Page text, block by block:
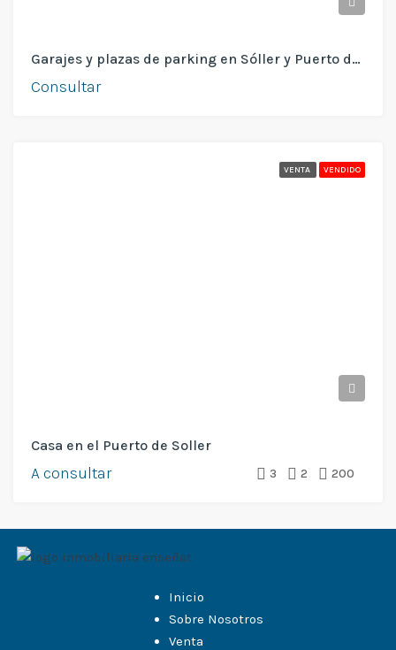
Garajes y plazas de parking en Sóller y Puerto de Sóller
Consultar
VENTA VENDIDO
Casa en el Puerto de Soller
A consultar 3 2 200
Inicio
Sobre Nosotros
Venta